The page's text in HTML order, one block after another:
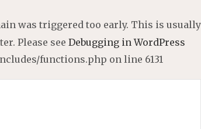
was triggered too early. This is usually
Please see Debugging in WordPress
functions.php on line 6131